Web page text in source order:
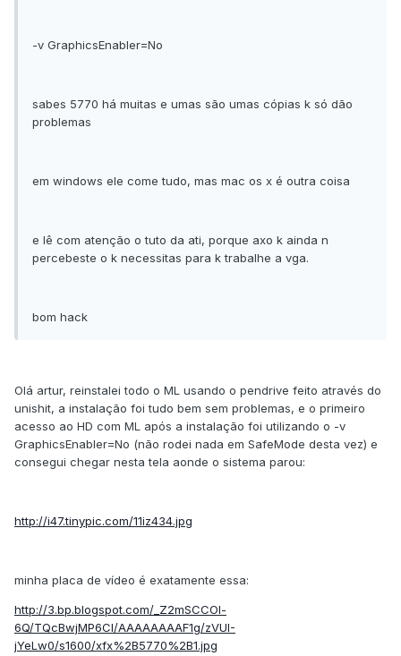
-v GraphicsEnabler=No
sabes 5770 há muitas e umas são umas cópias k só dão
problemas
em windows ele come tudo, mas mac os x é outra coisa
e lê com atenção o tuto da ati, porque axo k ainda n
percebeste o k necessitas para k trabalhe a vga.
bom hack
Olá artur, reinstalei todo o ML usando o pendrive feito através do
unishit, a instalação foi tudo bem sem problemas, e o primeiro
acesso ao HD com ML após a instalação foi utilizando o -v
GraphicsEnabler=No (não rodei nada em SafeMode desta vez) e
consegui chegar nesta tela aonde o sistema parou:
http://i47.tinypic.com/11iz434.jpg
minha placa de vídeo é exatamente essa:
http://3.bp.blogspot.com/_Z2mSCCOl-
6Q/TQcBwjMP6CI/AAAAAAAAF1g/zVUI-
jYeLw0/s1600/xfx%2B5770%2B1.jpg